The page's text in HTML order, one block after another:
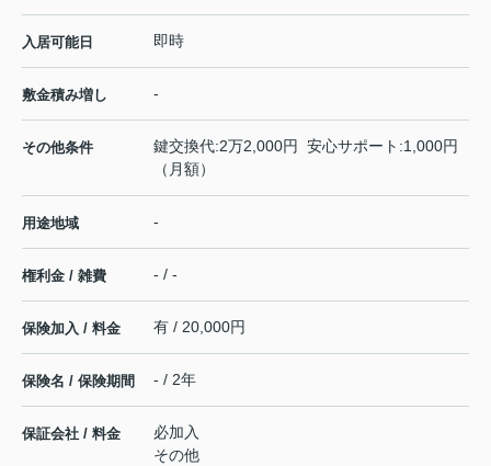
入居可能日 即時
敷金積み増し -
その他条件
鍵交換代:2万2,000円 安心サポート:1,000円
（月額）
用途地域 -
権利金 / 雑費 - / -
保険加入 / 料金 有 / 20,000円
保険名 / 保険期間 - / 2年
保証会社 / 料金
必加入
その他